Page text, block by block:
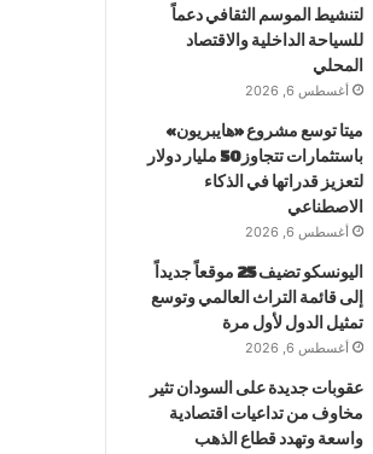
لتنشيط الموسم الثقافي دعماً
للسياحة الداخلية والاقتصاد
المحلي
أغسطس 6, 2026
ميتا توسع مشروع «هايبريون»
باستثمارات تتجاوز 50 مليار دولار
لتعزيز قدراتها في الذكاء
الاصطناعي
أغسطس 6, 2026
اليونسكو تضيف 25 موقعاً جديداً
إلى قائمة التراث العالمي وتوسع
تمثيل الدول لأول مرة
أغسطس 6, 2026
عقوبات جديدة على السودان تثير
مخاوف من تداعيات اقتصادية
واسعة وتهدد قطاع الذهب